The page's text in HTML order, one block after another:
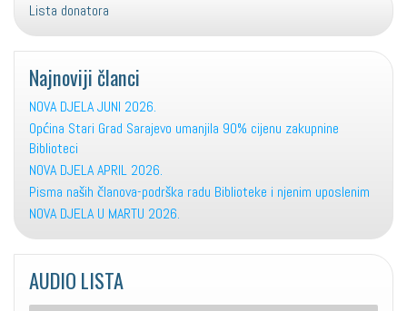
Lista donatora
Najnoviji članci
NOVA DJELA JUNI 2026.
Općina Stari Grad Sarajevo umanjila 90% cijenu zakupnine
Biblioteci
NOVA DJELA APRIL 2026.
Pisma naših članova-podrška radu Biblioteke i njenim uposlenim
NOVA DJELA U MARTU 2026.
AUDIO LISTA